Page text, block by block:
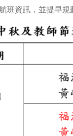
班資訊，並提早規